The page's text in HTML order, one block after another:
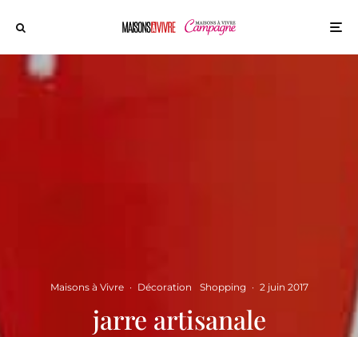
Maisons à Vivre · Décoration Shopping · 2 juin 2017
jarre artisanale